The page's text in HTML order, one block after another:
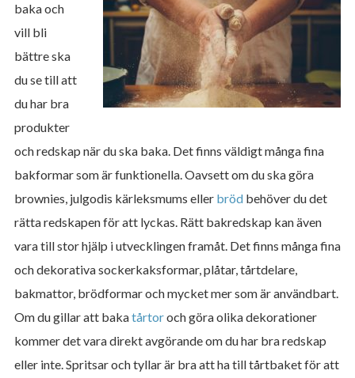
baka och
vill bli
bättre ska
du se till att
du har bra
produkter
och redskap när du ska baka. Det finns väldigt många fina
bakformar som är funktionella. Oavsett om du ska göra
brownies, julgodis kärleksmums eller brödbehöver du det
rätta redskapen för att lyckas. Rätt bakredskap kan även
vara till stor hjälp i utvecklingen framåt. Det finns många fina
och dekorativa sockerkaksformar, plåtar, tårtdelare,
bakmattor, brödformar och mycket mer som är användbart.
Om du gillar att bakatårtoroch göra olika dekorationer
kommer det vara direkt avgörande om du har bra redskap
eller inte. Spritsar och tyllar är bra att ha till tårtbaket för att